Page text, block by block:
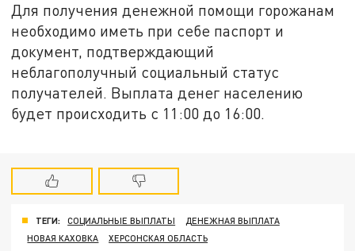
Для получения денежной помощи горожанам
необходимо иметь при себе паспорт и
документ, подтверждающий
неблагополучный социальный статус
получателей. Выплата денег населению
будет происходить с 11:00 до 16:00.
ТЕГИ: СОЦИАЛЬНЫЕ ВЫПЛАТЫ
ДЕНЕЖНАЯ ВЫПЛАТА
НОВАЯ КАХОВКА
ХЕРСОНСКАЯ ОБЛАСТЬ